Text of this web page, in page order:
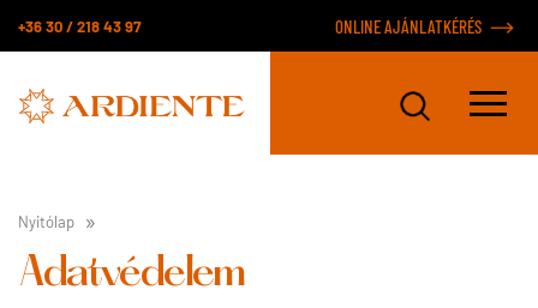
+36 30 / 218 43 97 ONLINE AJÁNLATKÉRÉS
Nyitólap
Adatvédelem